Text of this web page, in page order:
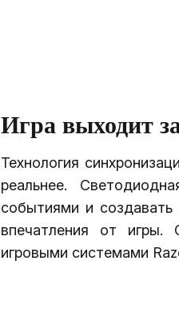
Игра выходит
Технология
реальнее.
событиями и создавать
впечатления от игры.
игровыми системами